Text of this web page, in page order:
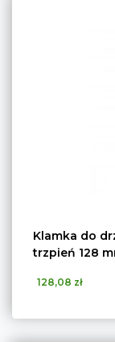
Klamka do
trzpień 128
128,08 zł